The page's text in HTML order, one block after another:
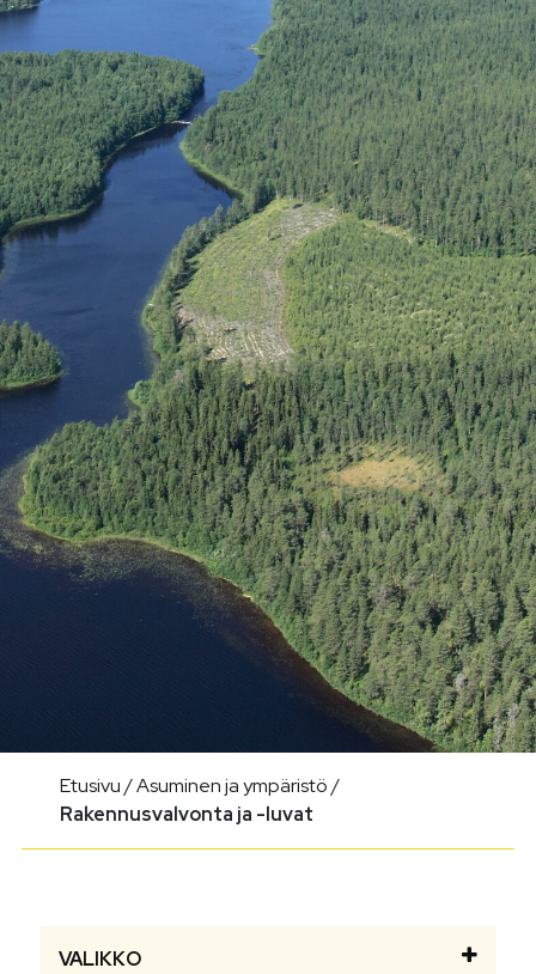
Etusivu/Asuminen ja ympäristö/
Rakennusvalvonta ja -luvat
VALIKKO